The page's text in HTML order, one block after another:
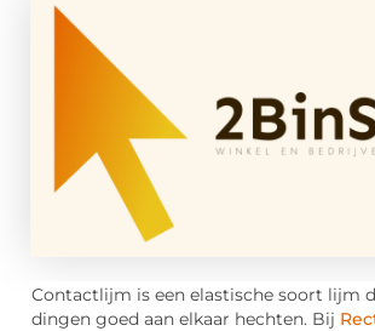
Contactlijm is een elastische soort lijm
dingen goed aan elkaar hechten. Bij